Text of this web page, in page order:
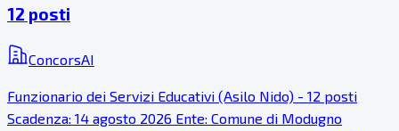
12 posti
ConcorsAI
Funzionario dei Servizi Educativi (Asilo Nido) - 12 posti
Scadenza: 14 agosto 2026 Ente: Comune di Modugno